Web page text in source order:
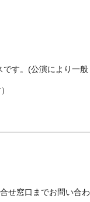
です。(公演により一般
せ窓口までお問い合わ